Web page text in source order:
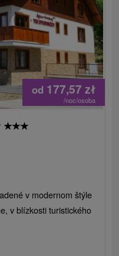
od 177,57 zł
/noc/osoba
★★★
v modernom štýle
v blízkosti turistického